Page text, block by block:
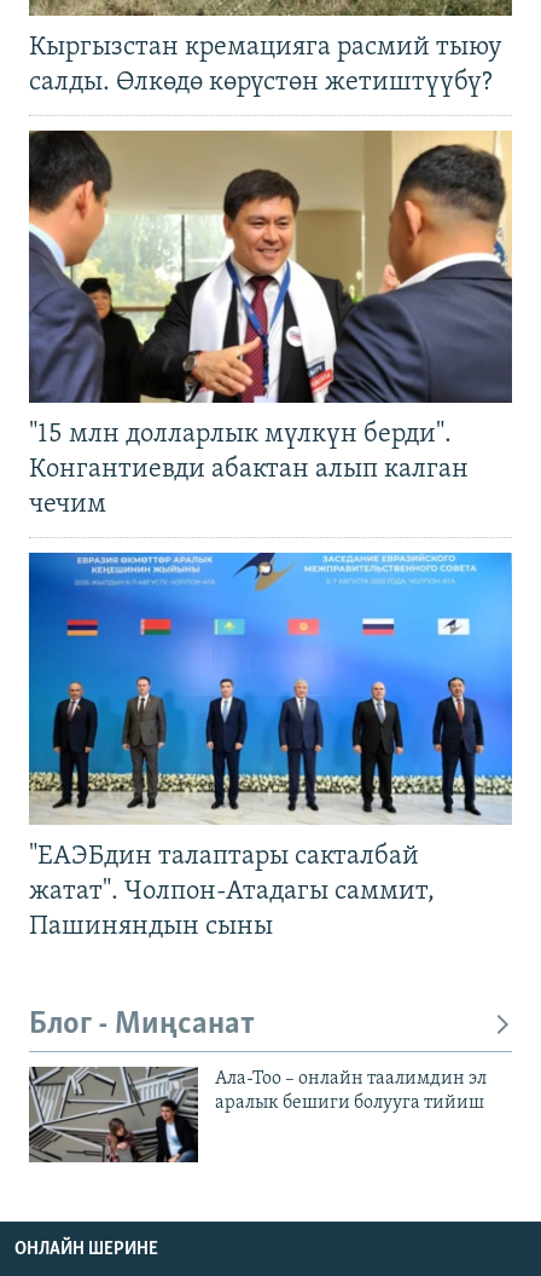
Кыргызстан кремацияга расмий тыюу
салды. Өлкөдө көрүстөн жетиштүүбү?
"15 млн долларлык мүлкүн берди".
Конгантиевди абактан алып калган
чечим
"ЕАЭБдин талаптары сакталбай
жатат". Чолпон-Атадагы саммит,
Пашиняндын сыны
Блог - Миңсанат
Ала-Тоо – онлайн таалимдин эл
аралык бешиги болууга тийиш
ОНЛАЙН ШЕРИНЕ